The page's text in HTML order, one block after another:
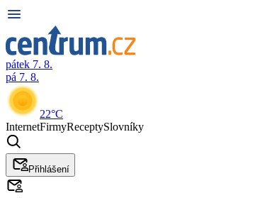
pátek 7. 8.
pá 7. 8.
22°C
InternetFirmyReceptySlovníky
Přihlášení